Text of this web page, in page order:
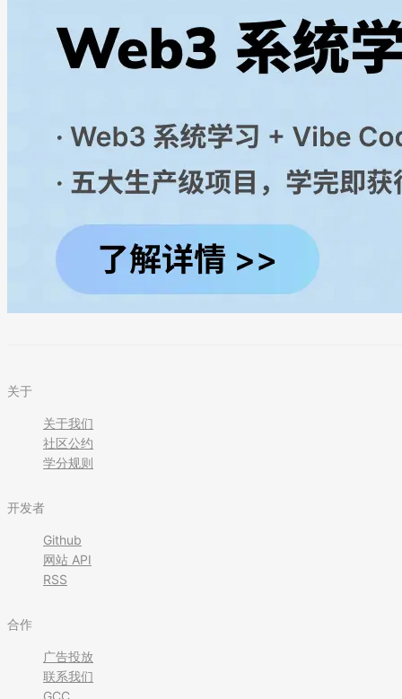
关于
关于我们
社区公约
学分规则
开发者
Github
网站 API
RSS
合作
广告投放
联系我们